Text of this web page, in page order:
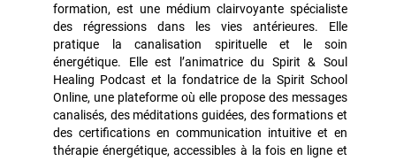
formation, est une médium clairvoyante spécialiste
des régressions dans les vies antérieures. Elle
pratique la canalisation spirituelle et le soin
énergétique. Elle est l’animatrice du Spirit & Soul
Healing Podcast et la fondatrice de la Spirit School
Online, une plateforme où elle propose des messages
canalisés, des méditations guidées, des formations et
des certifications en communication intuitive et en
thérapie énergétique, accessibles à la fois en ligne et